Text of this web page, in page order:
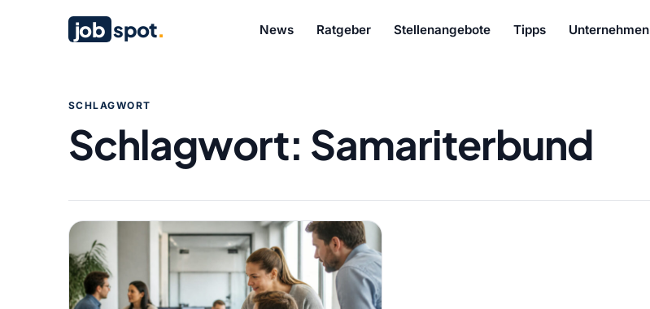
job spot. News Ratgeber Stellenangebote Tipps Unternehmen
SCHLAGWORT
Schlagwort: Samariterbund